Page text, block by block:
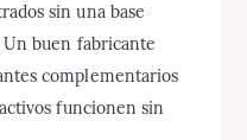
sin una base
buen fabricante
complementarios
funcionen sin